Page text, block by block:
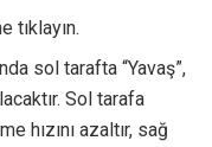
tıklayın.
sol tarafta “Yavaş”,
Sol tarafa
hızını azaltır, sağ